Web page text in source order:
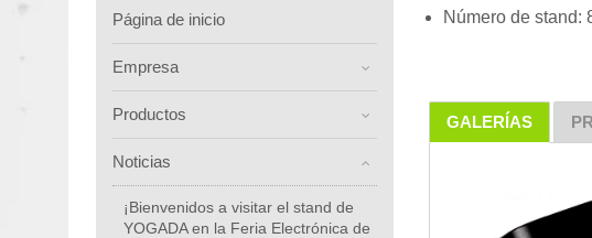
Página de inicio
Empresa
Productos
Noticias
¡Bienvenidos a visitar el stand de
YOGADA en la Feria Electrónica de
Número de stand:
GALERÍAS